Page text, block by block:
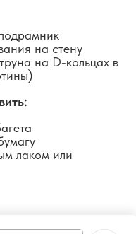
на стену
на D-кольцах в
лаком или